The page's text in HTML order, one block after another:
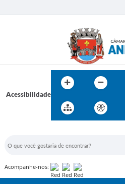
Acessibilidade
Acompanhe-nos: